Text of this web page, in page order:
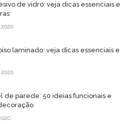
de vidro: veja dicas essenciais e
laminado: veja dicas essenciais e
de parede: 50 ideias funcionais e